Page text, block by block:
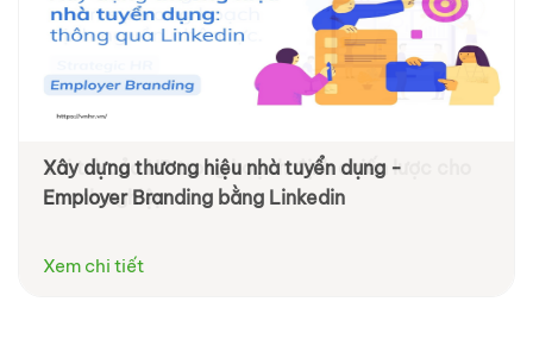
Xây dựng thương hiệu nhà tuyển dụng -
Employer Branding bằng Linkedin
Xem chi tiết